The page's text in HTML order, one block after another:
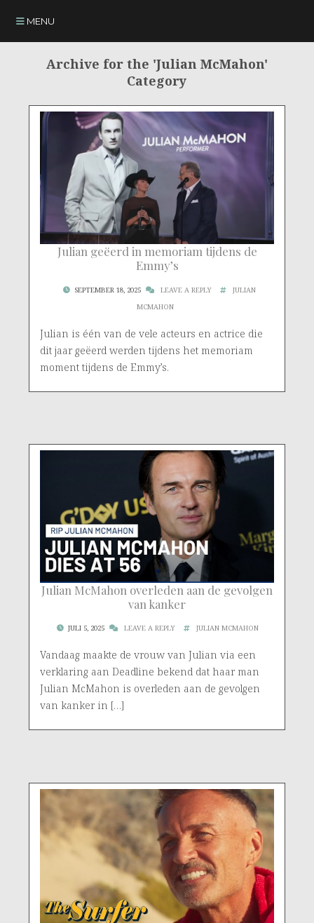
MENU
Archive for the 'Julian McMahon'
Category
Julian geëerd in memoriam tijdens de
Emmy’s
SEPTEMBER 18, 2025 LEAVE A REPLY
JULIAN
MCMAHON
Julian is één van de vele acteurs en actrice die
dit jaar geëerd werden tijdens het memoriam
moment tijdens de Emmy’s.
Julian McMahon overleden aan de gevolgen
van kanker
JULI 5, 2025 LEAVE A REPLY JULIAN MCMAHON
Vandaag maakte de vrouw van Julian via een
verklaring aan Deadline bekend dat haar man
Julian McMahon is overleden aan de gevolgen
van kanker in […]